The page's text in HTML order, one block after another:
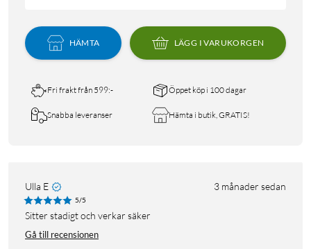
HÄMTA LÄGG I VARUKORGEN
Fri frakt från 599:- Öppet köp i 100 dagar
Snabba leveranser Hämta i butik, GRATIS!
Ulla E 3 månader sedan
5/5
Sitter stadigt och verkar säker
Gå till recensionen